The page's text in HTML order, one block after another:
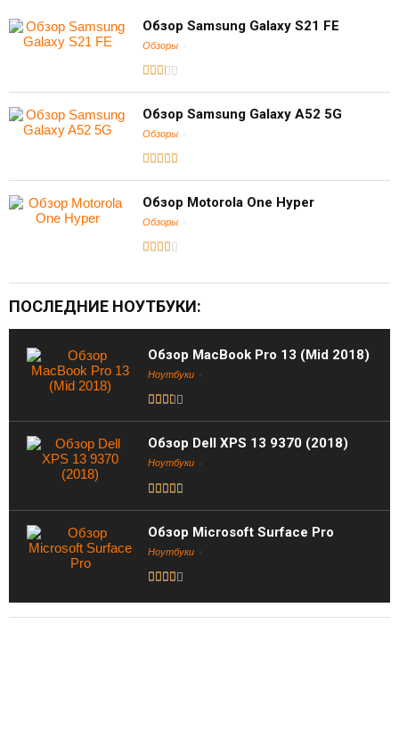
Обзор Samsung Galaxy S21 FE
Обзоры
Обзор Samsung Galaxy A52 5G
Обзоры
Обзор Motorola One Hyper
Обзоры
ПОСЛЕДНИЕ НОУТБУКИ:
Обзор MacBook Pro 13 (Mid 2018)
Ноутбуки
Обзор Dell XPS 13 9370 (2018)
Ноутбуки
Обзор Microsoft Surface Pro
Ноутбуки